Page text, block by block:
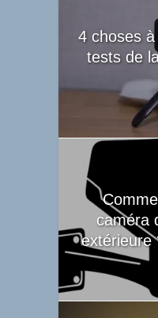
4 choses
tests de
caméra
extérieure